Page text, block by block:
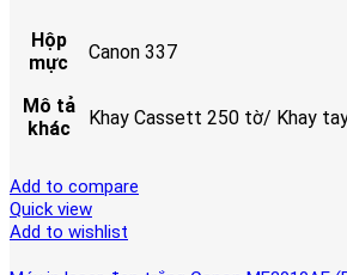
Hộp
mực
Canon 337
Mô tả
khác
Khay Cassett 250 tờ/ Khay
Add to compare
Quick view
Add to wishlist